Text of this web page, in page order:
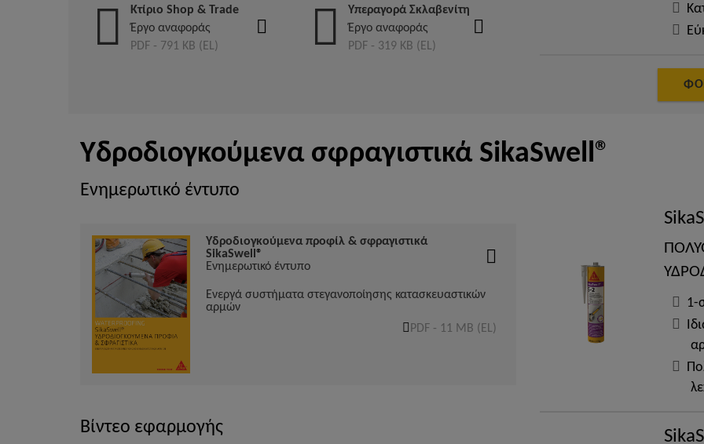
Κτίριο Shop & Trade
Έργο αναφοράς
PDF - 791 KB (EL)
Υπεραγορά Σκλαβενίτη
Έργο αναφοράς
PDF - 319 KB (EL)
Υδροδιογκούμενα σφραγιστικά SikaSwell®
Ενημερωτικό έντυπο
Υδροδιογκούμενα προφίλ & σφραγιστικά
SikaSwell®
Ενημερωτικό έντυπο
Ενεργά συστήματα στεγανοποίησης κατασκευαστικών
αρμών
PDF - 11 MB (EL)
Βίντεο εφαρμογής
1-